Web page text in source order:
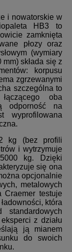
i nowatorskie w
HB3 to
zamknięta
płozy oraz
(wymiary
składa się z
korpusu
zgrzewanymi
szczególna to
oba
odporność na
wyprofilowana
kg (bez profili
i wytrzymuje
kg. Dzięki
się ona
opcjonalnie
metalowych
Craemer testuje
która
standardowych
z działu
ją mianem
do swoich